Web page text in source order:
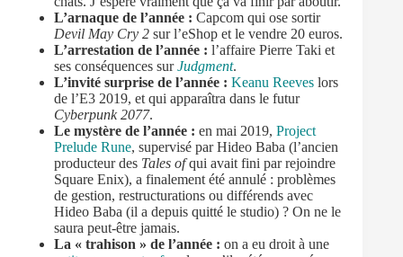
L’arnaque de l’année : Capcom qui ose sortir
Devil May Cry 2 sur l’eShop et le vendre 20 euros.
L’arrestation de l’année : l’affaire Pierre Taki et
ses conséquences surJudgment.
L’invité surprise de l’année : Keanu Reeves lors
de l’E3 2019, et qui apparaîtra dans le futur
Cyberpunk 2077.
Le mystère de l’année : en mai 2019, Project
Prelude Rune, supervisé par Hideo Baba (l’ancien
producteur des Tales ofqui avait fini par rejoindre
Square Enix), a finalement été annulé : problèmes
de gestion, restructurations ou différends avec
Hideo Baba (il a depuis quitté le studio) ? On ne le
saura peut-être jamais.
La « trahison » de l’année : on a eu droit à une